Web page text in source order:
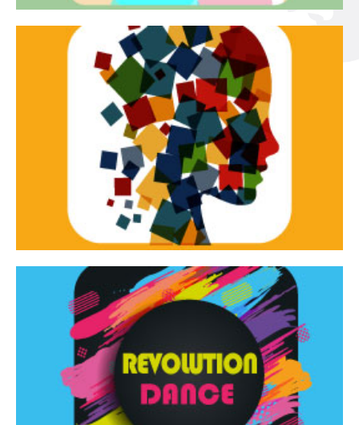
Tracce dinamiche
Tracce Dinamiche è una rassegna di teatro
d’innovazione e sperimentale.
Continua
Revolution Dance
Rassegna di danza contemporanea – I Edizione